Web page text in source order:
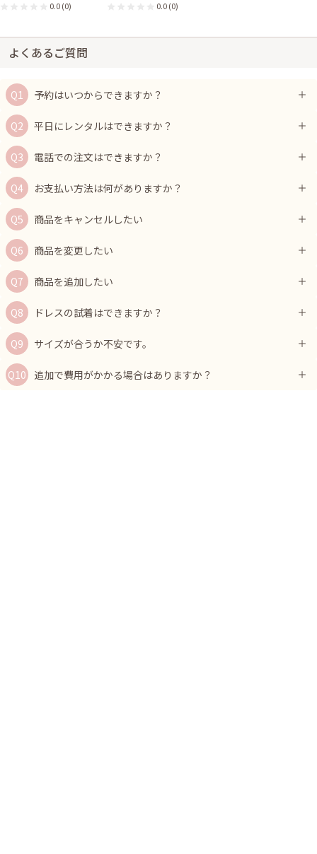
0.0(0) 0.0(0)
よくあるご質問
予約はいつからできますか？
平日にレンタルはできますか？
電話での注文はできますか？
お支払い方法は何がありますか？
商品をキャンセルしたい
商品を変更したい
商品を追加したい
ドレスの試着はできますか？
サイズが合うか不安です。
追加で費用がかかる場合はありますか？